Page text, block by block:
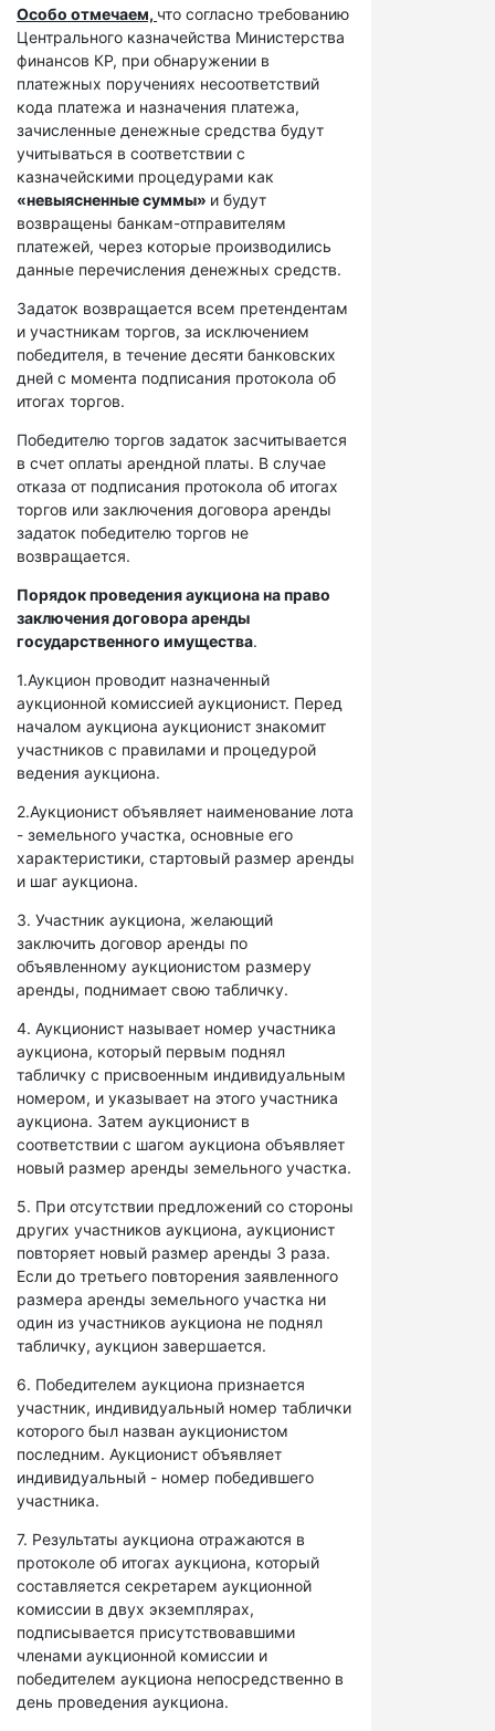
Особо отмечаем, что согласно требованию
Центрального казначейства Министерства
финансов КР, при обнаружении в
платежных поручениях несоответствий
кода платежа и назначения платежа,
зачисленные денежные средства будут
учитываться в соответствии с
казначейскими процедурами как
«невыясненные суммы» и будут
возвращены банкам-отправителям
платежей, через которые производились
данные перечисления денежных средств.
Задаток возвращается всем претендентам
и участникам торгов, за исключением
победителя, в течение десяти банковских
дней с момента подписания протокола об
итогах торгов.
Победителю торгов задаток засчитывается
в счет оплаты арендной платы. В случае
отказа от подписания протокола об итогах
торгов или заключения договора аренды
задаток победителю торгов не
возвращается.
Порядок проведения аукциона на право
заключения договора аренды
государственного имущества.
1.Аукцион проводит назначенный
аукционной комиссией аукционист. Перед
началом аукциона аукционист знакомит
участников с правилами и процедурой
ведения аукциона.
2.Аукционист объявляет наименование лота
- земельного участка, основные его
характеристики, стартовый размер аренды
и шаг аукциона.
3. Участник аукциона, желающий
заключить договор аренды по
объявленному аукционистом размеру
аренды, поднимает свою табличку.
4. Аукционист называет номер участника
аукциона, который первым поднял
табличку с присвоенным индивидуальным
номером, и указывает на этого участника
аукциона. Затем аукционист в
соответствии с шагом аукциона объявляет
новый размер аренды земельного участка.
5. При отсутствии предложений со стороны
других участников аукциона, аукционист
повторяет новый размер аренды 3 раза.
Если до третьего повторения заявленного
размера аренды земельного участка ни
один из участников аукциона не поднял
табличку, аукцион завершается.
6. Победителем аукциона признается
участник, индивидуальный номер таблички
которого был назван аукционистом
последним. Аукционист объявляет
индивидуальный - номер победившего
участника.
7. Результаты аукциона отражаются в
протоколе об итогах аукциона, который
составляется секретарем аукционной
комиссии в двух экземплярах,
подписывается присутствовавшими
членами аукционной комиссии и
победителем аукциона непосредственно в
день проведения аукциона.